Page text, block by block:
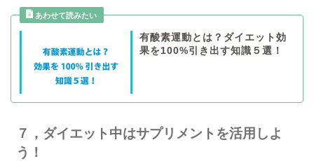
有酸素運動とは？ダイエット効
果を100%引き出す知識５選！
７，ダイエット中はサプリメントを活用しよ
う！